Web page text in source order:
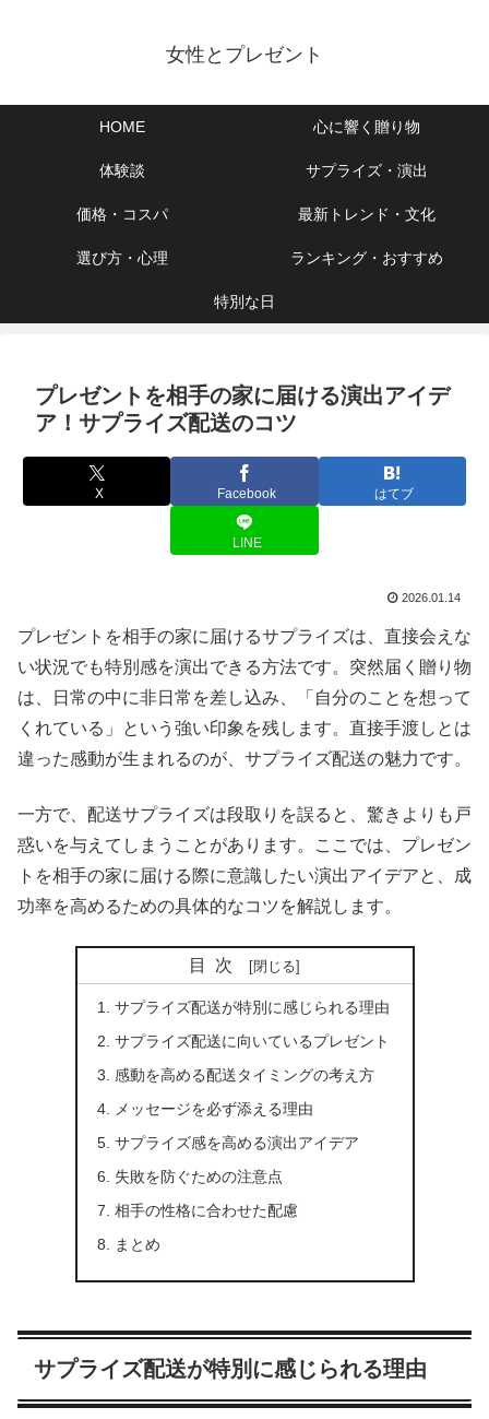
女性とプレゼント
HOME 心に響く贈り物
体験談 サプライズ・演出
価格・コスパ 最新トレンド・文化
選び方・心理 ランキング・おすすめ
特別な日
プレゼントを相手の家に届ける演出アイデ
ア！サプライズ配送のコツ
X Facebook はてブ
LINE
2026.01.14
プレゼントを相手の家に届けるサプライズは、直接会えな
い状況でも特別感を演出できる方法です。突然届く贈り物
は、日常の中に非日常を差し込み、「自分のことを想って
くれている」という強い印象を残します。直接手渡しとは
違った感動が生まれるのが、サプライズ配送の魅力です。
一方で、配送サプライズは段取りを誤ると、驚きよりも戸
惑いを与えてしまうことがあります。ここでは、プレゼン
トを相手の家に届ける際に意識したい演出アイデアと、成
功率を高めるための具体的なコツを解説します。
目次
サプライズ配送が特別に感じられる理由
サプライズ配送に向いているプレゼント
感動を高める配送タイミングの考え方
メッセージを必ず添える理由
サプライズ感を高める演出アイデア
失敗を防ぐための注意点
相手の性格に合わせた配慮
まとめ
サプライズ配送が特別に感じられる理由